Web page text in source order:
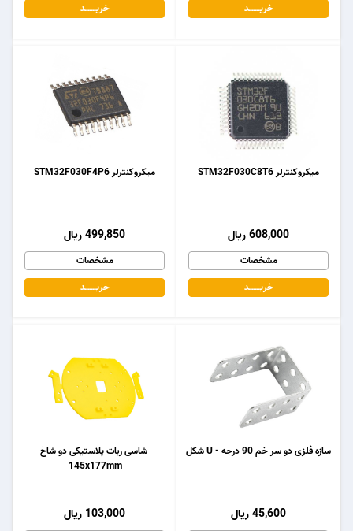
خریـــــــد
خریـــــــد
میکروکنترلر STM32F030F4P6
499,850 ریال
مشخصات
خریـــــــد
میکروکنترلر STM32F030C8T6
608,000 ریال
مشخصات
خریـــــــد
شاسی ربات پلاستیکی دو شاخ
145x177mm
103,000 ریال
سازه فلزی دو سر خم 90 درجه - U شکل
45,600 ریال